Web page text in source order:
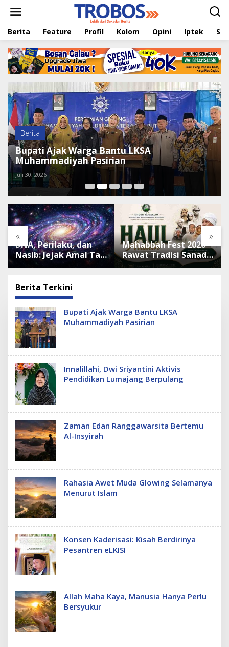
t
Berita Feature Profil Kolom Opini Iptek
Berita
Bupati Ajak Warga Bantu LKSA
Muhammadiyah Pasirian
Juli 30, 2026
« »
DNA, Perilaku, dan
Nasib: Jejak Amal Tak
Hilang
Mahabbah Fest 2026
Rawat Tradisi Sanad
Pesantren
Berita Terkini
T
R
O
B
O
C
O
Bupati Ajak Warga Bantu LKSA
Muhammadiyah Pasirian
Innalillahi, Dwi Sriyantini Aktivis
Pendidikan Lumajang Berpulang
Zaman Edan Ranggawarsita Bertemu
Al-Insyirah
Rahasia Awet Muda Glowing Selamanya
Menurut Islam
Konsen Kaderisasi: Kisah Berdirinya
Pesantren eLKISI
Allah Maha Kaya, Manusia Hanya Perlu
Bersyukur